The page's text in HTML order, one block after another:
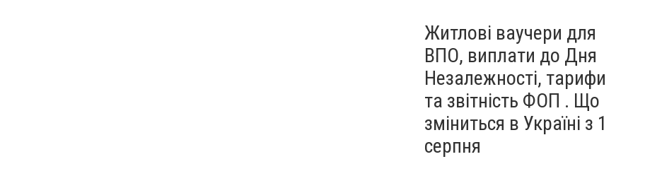
Житлові ваучери для
ВПО, виплати до Дня
Незалежності, тарифи
та звітність ФОП . Що
зміниться в Україні з 1
серпня